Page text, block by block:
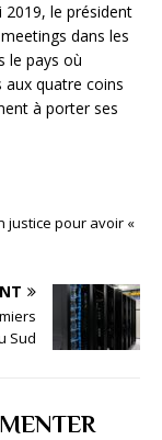
2019, le président
dans les
le pays où
aux quatre coins
à porter ses
justice pour avoir «
Sud